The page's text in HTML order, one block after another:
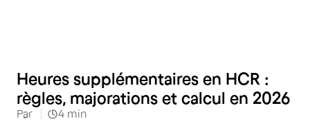
Heures supplémentaires en HCR :
règles, majorations et calcul en 2026
Par 4 min